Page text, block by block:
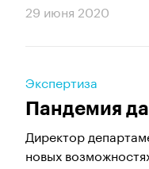
29 июня 2020
Экспертиза
Пандемия
Директор
новых